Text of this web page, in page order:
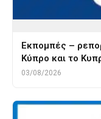
Εκπομπές –
Κύπρο και το
03/08/2026